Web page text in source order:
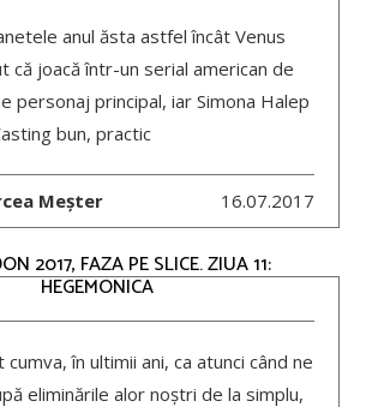
anul ăsta astfel încât Venus
că joacă într-un serial american de
personaj principal, iar Simona Halep
bun, practic
Meșter 16.07.2017
2017, FAZA PE SLICE. ZIUA 11:
HEGEMONICA
în ultimii ani, ca atunci când ne
eliminările alor noștri de la simplu,